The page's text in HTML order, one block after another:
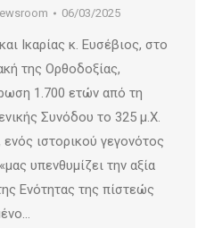
06/03/2025
Ικαρίας κ. Ευσέβιος, στο
της Ορθοδοξίας,
1.700 ετών από τη
Συνόδου το 325 μ.Χ.
ενός ιστορικού γεγονότος
υπενθυμίζει την αξία
Ενότητας της πίστεώς